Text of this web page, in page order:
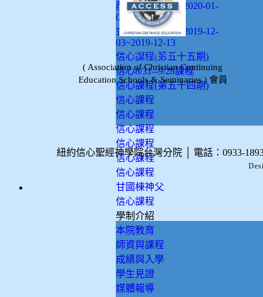
郝牧師信心課程2020-01-
08~2020-01-16
金牧師信心課程2019-12-
03~2019-12-13
信心課程(第五十五期)
信心8/31--9/28課程
信心課程(第五十四期)
信心課程
信心課程
信心課程
信心課程
信心課程
信心課程
甘國棟神父
信心課程
學制介紹
本院教育
師資與課程
成績與入學
學生見證
媒體報導
ACCESS
( Association of Christian Continuing
Education Schools & Seminaries ) 會員
紐約信心聖經神學院台灣分院│ 電話：0933-